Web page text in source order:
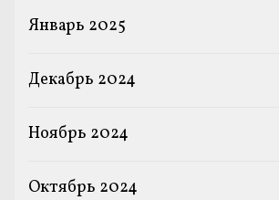
Январь 2025
Декабрь 2024
Ноябрь 2024
Октябрь 2024